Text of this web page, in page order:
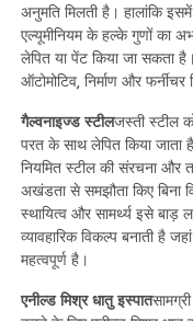
अनुमति मिलती है। हालांकि
एल्यूमीनियम के हल्के गुणों का
लेपित या पेंट किया जा सकता
ऑटोमोटिव, निर्माण और फर्नीचर
गैल्वनाइज्ड स्टीलजस्ती स्टील
परत के साथ लेपित किया जाता
नियमित स्टील की संरचना और
अखंडता से समझौता किए बिना
स्थायित्व और सामर्थ्य इसे
व्यावहारिक विकल्प बनाती है
महत्वपूर्ण है।
एनील्ड मिश्र धातु इस्पात